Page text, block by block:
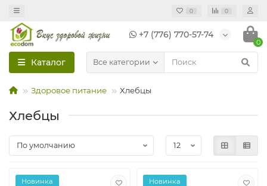
0 0
+7 (776) 770-57-74
0
Каталог Все категории
Здоровое питание Хлебцы
Хлебцы
Новинка Новинка